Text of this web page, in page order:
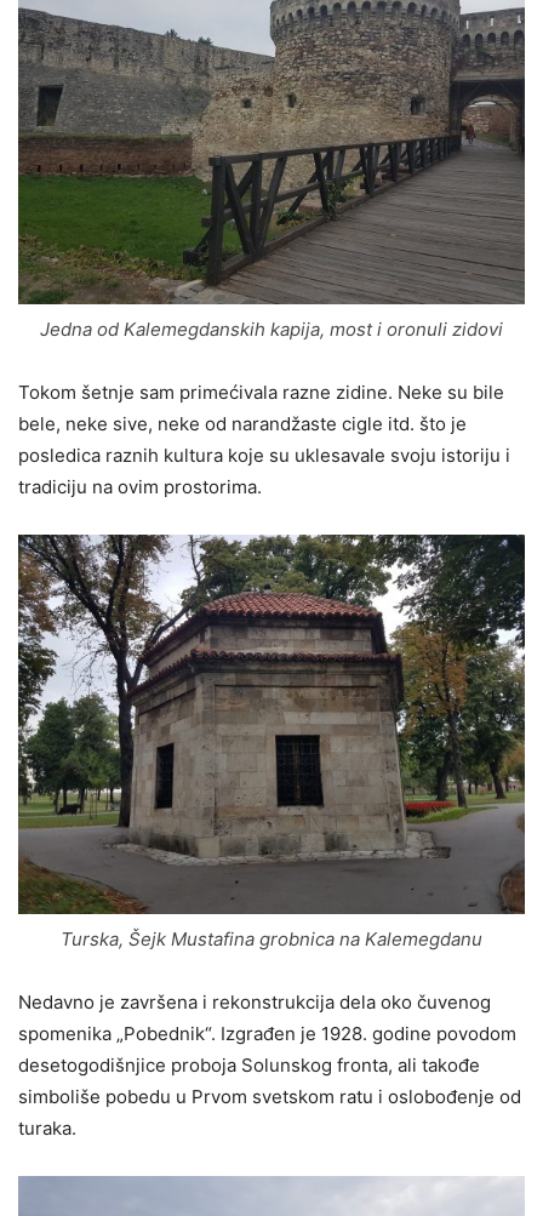
Jedna od Kalemegdanskih kapija, most i oronuli zidovi
Tokom šetnje sam primećivala razne zidine. Neke su bile
bele, neke sive, neke od narandžaste cigle itd. što je
posledica raznih kultura koje su uklesavale svoju istoriju i
tradiciju na ovim prostorima.
Turska, Šejk Mustafina grobnica na Kalemegdanu
Nedavno je završena i rekonstrukcija dela oko čuvenog
spomenika „Pobednik“. Izgrađen je 1928. godine povodom
desetogodišnjice proboja Solunskog fronta, ali takođe
simboliše pobedu u Prvom svetskom ratu i oslobođenje od
turaka.